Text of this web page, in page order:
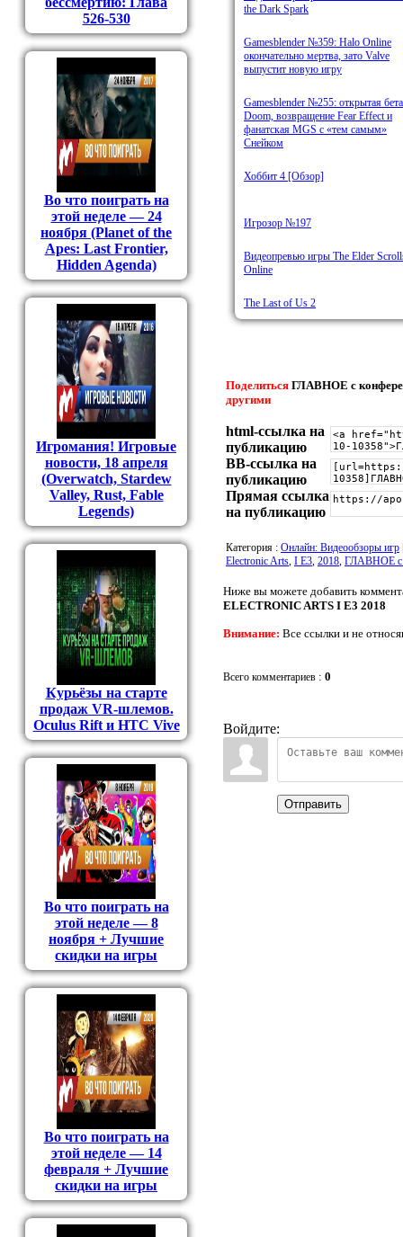
526-530
Во что поиграть на
этой неделе — 24
ноября (Planet of the
Apes: Last Frontier,
Hidden Agenda)
Игромания! Игровые
новости, 18 апреля
(Overwatch, Stardew
Valley, Rust, Fable
Legends)
Курьёзы на старте
продаж VR-шлемов.
Oculus Rift и HTC Vive
Во что поиграть на
этой неделе — 8
ноября + Лучшие
скидки на игры
Во что поиграть на
этой неделе — 14
февраля + Лучшие
скидки на игры
the Dark Spark
Gamesblender №359: Halo Online
окончательно мертва, зато Valve
выпустит новую игру
Gamesblender №255: открытая бета
Doom, возвращение Fear Effect и
фанатская MGS с «тем самым»
Снейком
Хоббит 4 [Обзор]
Игрозор №197
Видеопревью игры The Elder
Online
The Last of Us 2
Поделиться ГЛАВНОЕ с
другими
html-cсылка на
публикацию
BB-cсылка на
публикацию
Прямая ссылка
на публикацию
Категория : Онлайн: Видеообзоры игр
Electronic Arts, I E3, 2018, ГЛАВНОЕ с
Ниже вы можете добавить
ELECTRONIC ARTS I E3 2018
Внимание: Все ссылки и не
Всего комментариев : 0
Войдите:
Отправить